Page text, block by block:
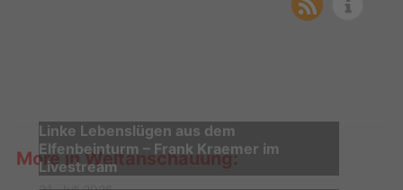
More in Weltanschauung:
Linke Lebenslügen aus dem
Elfenbeinturm – Frank Kraemer im
Livestream